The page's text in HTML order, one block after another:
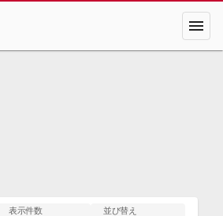
menu
表示件数 並び替え